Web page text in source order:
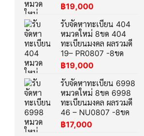
฿19,000
รับจัดหาทะเบียน 404
หมวดใหม่ 8ขด 404
ทะเบียนมงคล ผลรวมดี
19– PR0807 -8ขด
฿19,000
รับจัดหาทะเบียน 6998
หมวดใหม่ 8ขค 6998
ทะเบียนมงคล ผลรวมดี
46 – NU0807 -8ขค
฿17,000